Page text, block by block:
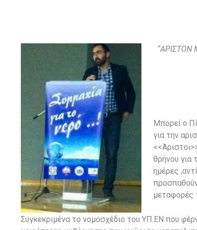
Μπορεί ο
για την
θρήνου για
ημέρες
μεταφορές
Συγκεκριμένα το νομοσχέδιο του ΥΠ.ΕΝ που